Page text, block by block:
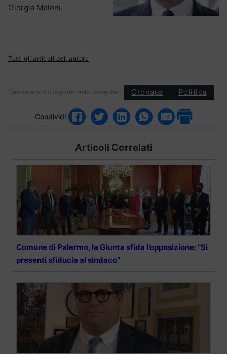
Giorgia Meloni.
Tutti gli articoli dell'autore
Questo articolo fa parte delle categorie: Cronaca Politica
Condividi
Articoli Correlati
Comune di Palermo, la Giunta sfida l’opposizione: “Si
presenti sfiducia al sindaco”